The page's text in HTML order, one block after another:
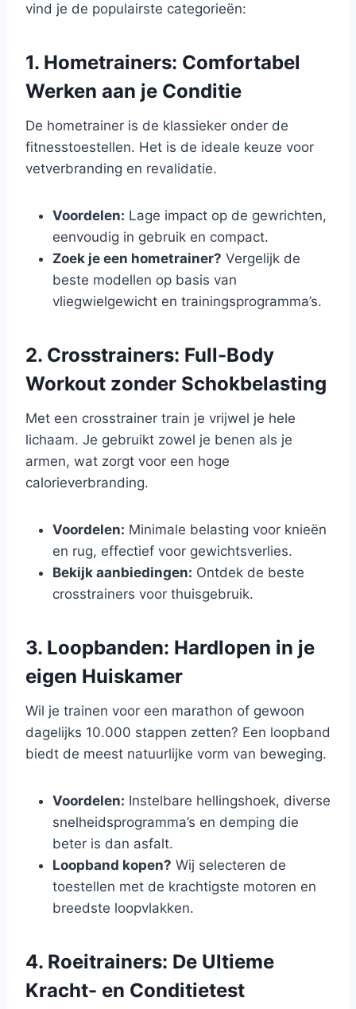
vind je de populairste categorieën:
1. Hometrainers: Comfortabel
Werken aan je Conditie
De hometrainer is de klassieker onder de
fitnesstoestellen. Het is de ideale keuze voor
vetverbranding en revalidatie.
Voordelen: Lage impact op de gewrichten,
eenvoudig in gebruik en compact.
Zoek je een hometrainer? Vergelijk de
beste modellen op basis van
vliegwielgewicht en trainingsprogramma’s.
2. Crosstrainers: Full-Body
Workout zonder Schokbelasting
Met een crosstrainer train je vrijwel je hele
lichaam. Je gebruikt zowel je benen als je
armen, wat zorgt voor een hoge
calorieverbranding.
Voordelen: Minimale belasting voor knieën
en rug, effectief voor gewichtsverlies.
Bekijk aanbiedingen: Ontdek de beste
crosstrainers voor thuisgebruik.
3. Loopbanden: Hardlopen in je
eigen Huiskamer
Wil je trainen voor een marathon of gewoon
dagelijks 10.000 stappen zetten? Een loopband
biedt de meest natuurlijke vorm van beweging.
Voordelen: Instelbare hellingshoek, diverse
snelheidsprogramma’s en demping die
beter is dan asfalt.
Loopband kopen? Wij selecteren de
toestellen met de krachtigste motoren en
breedste loopvlakken.
4. Roeitrainers: De Ultieme
Kracht- en Conditietest